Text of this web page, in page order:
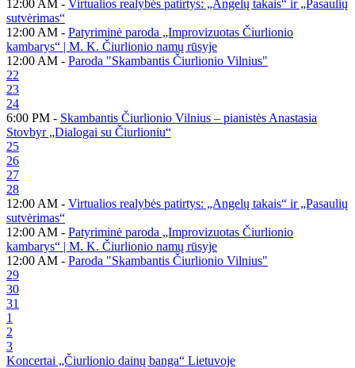
12:00 AM - Virtualios realybės patirtys: „Angelų takais“ ir „Pasaulių
sutvėrimas“
12:00 AM - Patyriminė paroda „Improvizuotas Čiurlionio
kambarys“ | M. K. Čiurlionio namų rūsyje
12:00 AM - Paroda "Skambantis Čiurlionio Vilnius"
22
23
24
6:00 PM - Skambantis Čiurlionio Vilnius – pianistės Anastasia
Stovbyr „Dialogai su Čiurlioniu“
25
26
27
28
12:00 AM - Virtualios realybės patirtys: „Angelų takais“ ir „Pasaulių
sutvėrimas“
12:00 AM - Patyriminė paroda „Improvizuotas Čiurlionio
kambarys“ | M. K. Čiurlionio namų rūsyje
12:00 AM - Paroda "Skambantis Čiurlionio Vilnius"
29
30
31
1
2
3
Koncertai „Čiurlionio dainų banga“ Lietuvoje